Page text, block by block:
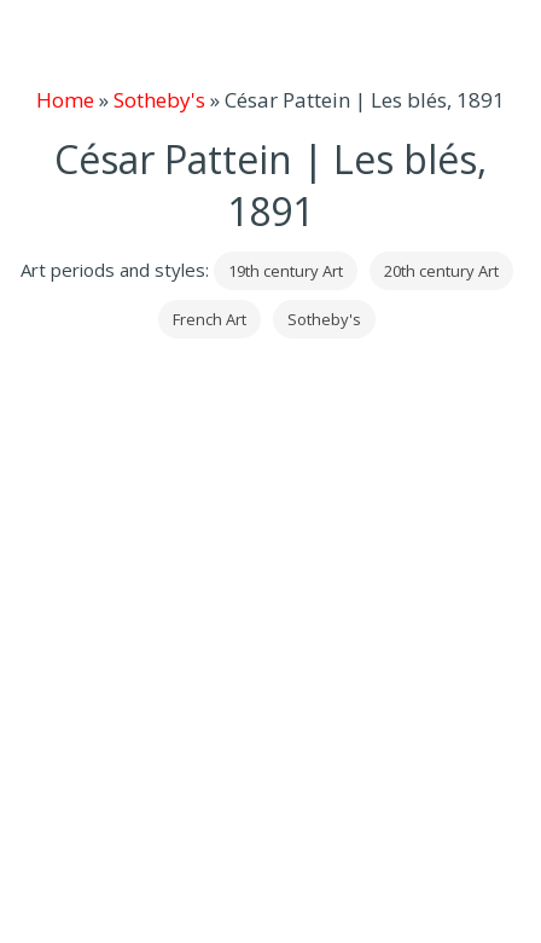
Home»Sotheby's »César Pattein | Les blés, 1891
César Pattein | Les blés,
1891
Art periods and styles: 19th century Art 20th century Art
French Art Sotheby's